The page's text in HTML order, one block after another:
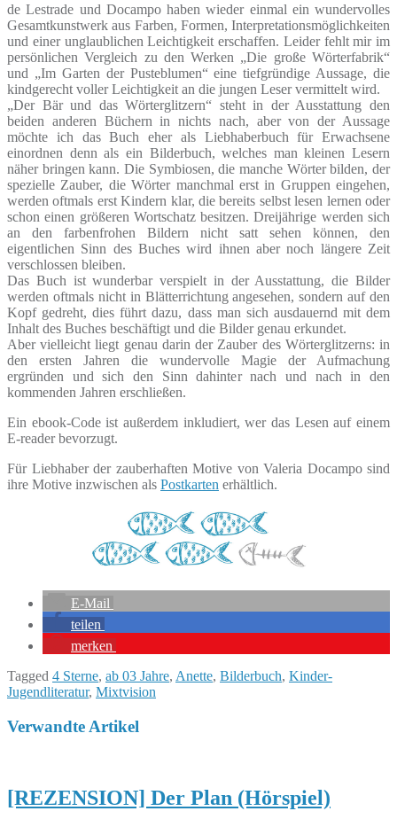
de Lestrade und Docampo haben wieder einmal ein wundervolles
Gesamtkunstwerk aus Farben, Formen, Interpretationsmöglichkeiten
und einer unglaublichen Leichtigkeit erschaffen. Leider fehlt mir im
persönlichen Vergleich zu den Werken „Die große Wörterfabrik“
und „Im Garten der Pusteblumen“ eine tiefgründige Aussage, die
kindgerecht voller Leichtigkeit an die jungen Leser vermittelt wird.
„Der Bär und das Wörterglitzern“ steht in der Ausstattung den
beiden anderen Büchern in nichts nach, aber von der Aussage
möchte ich das Buch eher als Liebhaberbuch für Erwachsene
einordnen denn als ein Bilderbuch, welches man kleinen Lesern
näher bringen kann. Die Symbiosen, die manche Wörter bilden, der
spezielle Zauber, die Wörter manchmal erst in Gruppen eingehen,
werden oftmals erst Kindern klar, die bereits selbst lesen lernen oder
schon einen größeren Wortschatz besitzen. Dreijährige werden sich
an den farbenfrohen Bildern nicht satt sehen können, den
eigentlichen Sinn des Buches wird ihnen aber noch längere Zeit
verschlossen bleiben.
Das Buch ist wunderbar verspielt in der Ausstattung, die Bilder
werden oftmals nicht in Blätterrichtung angesehen, sondern auf den
Kopf gedreht, dies führt dazu, dass man sich ausdauernd mit dem
Inhalt des Buches beschäftigt und die Bilder genau erkundet.
Aber vielleicht liegt genau darin der Zauber des Wörterglitzerns: in
den ersten Jahren die wundervolle Magie der Aufmachung
ergründen und sich den Sinn dahinter nach und nach in den
kommenden Jahren erschließen.
Ein ebook-Code ist außerdem inkludiert, wer das Lesen auf einem
E-reader bevorzugt.
Für Liebhaber der zauberhaften Motive von Valeria Docampo sind
ihre Motive inzwischen als Postkarten erhältlich.
E-Mail
teilen
merken
Tagged 4 Sterne, ab 03 Jahre, Anette, Bilderbuch, Kinder-
Jugendliteratur, Mixtvision
Verwandte Artikel
[REZENSION] Der Plan (Hörspiel)